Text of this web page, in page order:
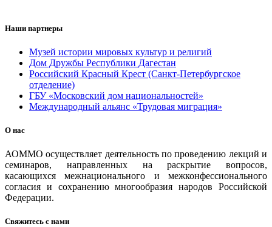
Наши партнеры
Музей истории мировых культур и религий
Дом Дружбы Республики Дагестан
Российский Красный Крест (Санкт-Петербургское
отделение)
ГБУ «Московский дом национальностей»
Международный альянс «Трудовая миграция»
О нас
АОММО осуществляет деятельность по проведению лекций и
семинаров, направленных на раскрытие вопросов,
касающихся межнационального и межконфессионального
согласия и сохранению многообразия народов Российской
Федерации.
Свяжитесь с нами